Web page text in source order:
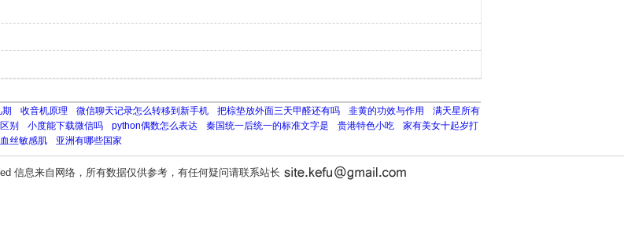
收音机原理 微信聊天记录怎么转移到新手机 把棕垫放外面三天甲醛还有吗 韭黄的功效与作用
满天星所有
别 小度能下载微信吗 python偶数怎么表达 秦国统一后统一的标准文字是 贵港特色小吃
家有美女十起岁打
丝敏感肌 亚洲有哪些国家
信息来自网络，所有数据仅供参考，有任何疑问请联系站长